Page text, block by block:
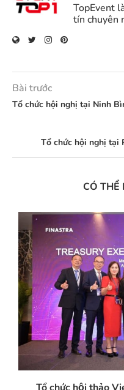
TopEvent
tín chuyên
Bài trước
Tổ chức hội nghị tại Ninh
Tổ chức hội nghị tại
CÓ THỂ